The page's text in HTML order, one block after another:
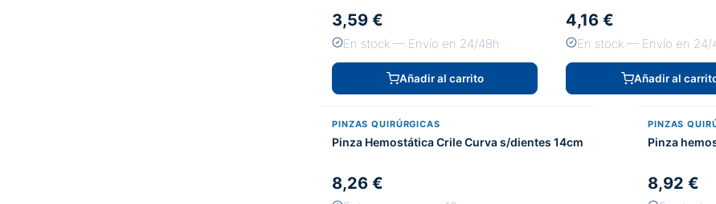
3,59 €
En stock — Envío en 24/48h
Añadir al carrito
4,16 €
En stock — Envío en 24/
Añadir al
PINZAS QUIRÚRGICAS
Pinza Hemostática Crile Curva s/dientes 14cm
8,26 €
PINZAS
Pinza
8,92 €